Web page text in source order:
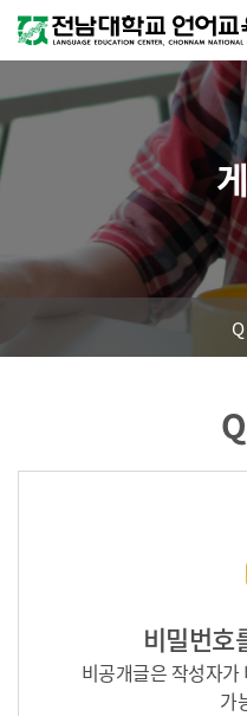
비밀번호
비공개글은 작성자
가